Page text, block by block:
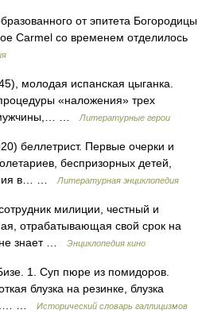
от эпитета Богородицы
Carmel со временем отделилось
молодая испанская цыганка.
«наложения» трех
мужчины,… …
Литературные герои
беллетрист. Первые очерки и
беспризорных детей,
в… …
Литературная энциклопедия
милиции, честный и
отрабатывающая свой срок на
не знает …
Энциклопедия кино
1. Суп пюре из помидоров.
блузка на резинке, блузка
…
Исторический словарь галлицизмов